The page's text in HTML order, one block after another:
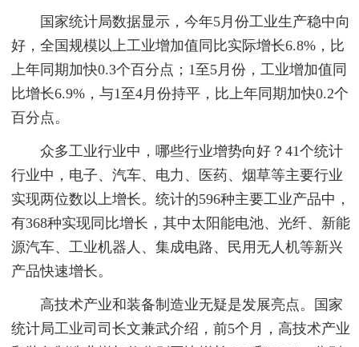
国家统计局数据显示，今年5月份工业生产稳中向
好，全国规模以上工业增加值同比实际增长6.8%，比
上年同期加快0.3个百分点；1至5月份，工业增加值同
比增长6.9%，与1至4月份持平，比上年同期加快0.2个
百分点。
众多工业行业中，哪些行业增势向好？41个统计
行业中，电子、汽车、电力、医药、烟草等主要行业
实现两位数以上增长。统计的596种主要工业产品中，
有368种实现同比增长，其中太阳能电池、光纤、新能
源汽车、工业机器人、集成电路、民用无人机等新兴
产品快速增长。
高技术产业和装备制造业无疑是发展亮点。国家
统计局工业司司长文兼武介绍，前5个月，高技术产业